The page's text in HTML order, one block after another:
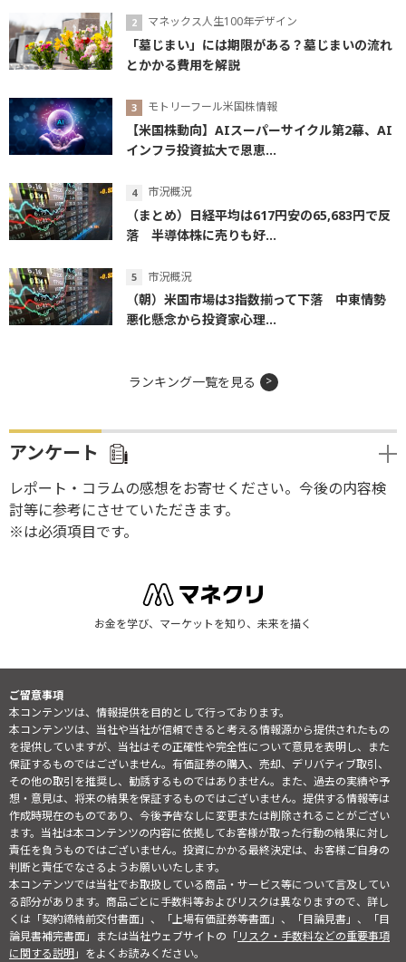
マネックス人生100年デザイン
「墓じまい」には期限がある？墓じまいの流れ
とかかる費用を解説
モトリーフール米国株情報
【米国株動向】AIスーパーサイクル第2幕、AI
インフラ投資拡大で恩恵...
市況概況
（まとめ）日経平均は617円安の65,683円で反
落 半導体株に売りも好...
市況概況
（朝）米国市場は3指数揃って下落 中東情勢
悪化懸念から投資家心理...
ランキング一覧を見る
アンケート
レポート・コラムの感想をお寄せください。今後の内容検
討等に参考にさせていただきます。
※は必須項目です。
お金を学び、マーケットを知り、未来を描く
ご留意事項
本コンテンツは、情報提供を目的として行っております。
本コンテンツは、当社や当社が信頼できると考える情報源から提供されたもの
を提供していますが、当社はその正確性や完全性について意見を表明し、また
保証するものではございません。有価証券の購入、売却、デリバティブ取引、
その他の取引を推奨し、勧誘するものではありません。また、過去の実績や予
想・意見は、将来の結果を保証するものではございません。提供する情報等は
作成時現在のものであり、今後予告なしに変更または削除されることがござい
ます。当社は本コンテンツの内容に依拠してお客様が取った行動の結果に対し
責任を負うものではございません。投資にかかる最終決定は、お客様ご自身の
判断と責任でなさるようお願いいたします。
本コンテンツでは当社でお取扱している商品・サービス等について言及してい
る部分があります。商品ごとに手数料等およびリスクは異なりますので、詳し
くは「契約締結前交付書面」、「上場有価証券等書面」、「目論見書」、「目
論見書補完書面」または当社ウェブサイトの「リスク・手数料などの重要事項
に関する説明」をよくお読みください。